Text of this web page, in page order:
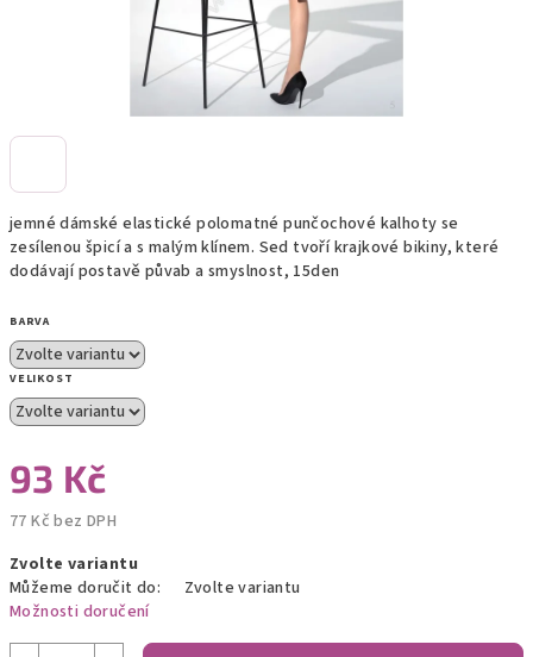
jemné dámské elastické polomatné punčochové kalhoty se
zesílenou špicí a s malým klínem. Sed tvoří krajkové bikiny, které
dodávají postavě půvab a smyslnost, 15den
BARVA
VELIKOST
93 Kč
77 Kč bez DPH
cena:
Zvolte variantu
Můžeme doručit do:
Zvolte variantu
Možnosti doručení